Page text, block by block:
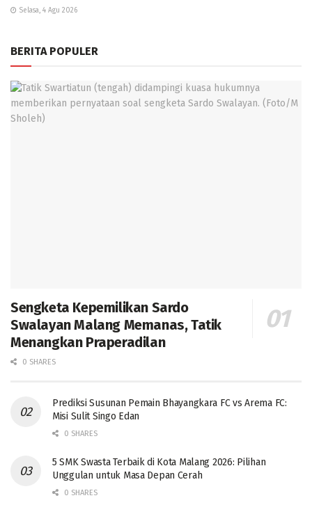
Selasa, 4 Agu 2026
BERITA POPULER
Sengketa Kepemilikan Sardo
Swalayan Malang Memanas, Tatik
Menangkan Praperadilan
0 SHARES
Prediksi Susunan Pemain Bhayangkara FC vs Arema FC:
Misi Sulit Singo Edan
0 SHARES
5 SMK Swasta Terbaik di Kota Malang 2026: Pilihan
Unggulan untuk Masa Depan Cerah
0 SHARES